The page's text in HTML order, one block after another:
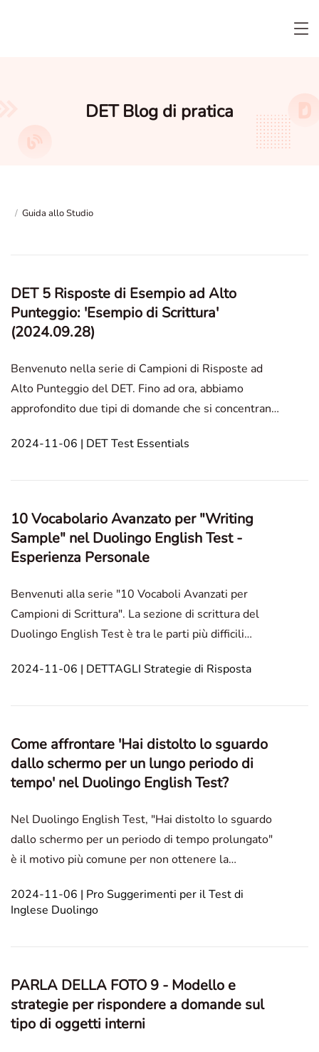
DET Blog di pratica
/ Guida allo Studio
DET 5 Risposte di Esempio ad Alto
Punteggio: 'Esempio di Scrittura'
(2024.09.28)
Benvenuto nella serie di Campioni di Risposte ad
Alto Punteggio del DET. Fino ad ora, abbiamo
approfondito due tipi di domande che si concentrano
A__foto,Parla della Foto.Il post del blog di oggi sarà
2024-11-06 | DET Test Essentials
10 Vocabolario Avanzato per "Writing
Sample" nel Duolingo English Test -
Esperienza Personale
Benvenuti alla serie "10 Vocaboli Avanzati per
Campioni di Scrittura". La sezione di scrittura del
Duolingo English Test è tra le parti più difficili
partecipanti devono dimostrare una vasta gamma di
2024-11-06 | DETTAGLI Strategie di Risposta
Come affrontare 'Hai distolto lo sguardo
dallo schermo per un lungo periodo di
tempo' nel Duolingo English Test?
Nel Duolingo English Test, "Hai distolto lo sguardo
dallo schermo per un periodo di tempo prolungato"
è il motivo più comune per non ottenere la
un'idea sbagliata significativa: credono che finché
mantengono lo sguardo sullo schermo del
2024-11-06 | Pro Suggerimenti per il Test di
Inglese Duolingo
PARLA DELLA FOTO 9 - Modello e
strategie per rispondere a domande sul
tipo di oggetti interni